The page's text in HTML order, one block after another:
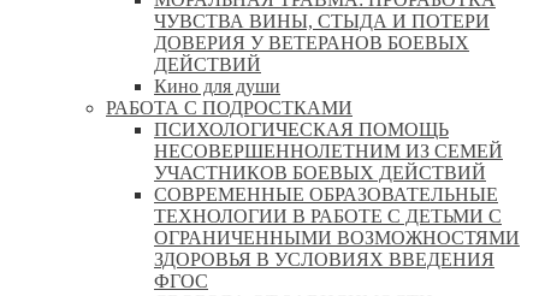
ЧУВСТВА ВИНЫ, СТЫДА И ПОТЕРИ
ДОВЕРИЯ У ВЕТЕРАНОВ БОЕВЫХ
ДЕЙСТВИЙ
Кино для души
РАБОТА С ПОДРОСТКАМИ
ПСИХОЛОГИЧЕСКАЯ ПОМОЩЬ
НЕСОВЕРШЕННОЛЕТНИМ ИЗ СЕМЕЙ
УЧАСТНИКОВ БОЕВЫХ ДЕЙСТВИЙ
СОВРЕМЕННЫЕ ОБРАЗОВАТЕЛЬНЫЕ
ТЕХНОЛОГИИ В РАБОТЕ С ДЕТЬМИ С
ОГРАНИЧЕННЫМИ ВОЗМОЖНОСТЯМИ
ЗДОРОВЬЯ В УСЛОВИЯХ ВВЕДЕНИЯ
ФГОС